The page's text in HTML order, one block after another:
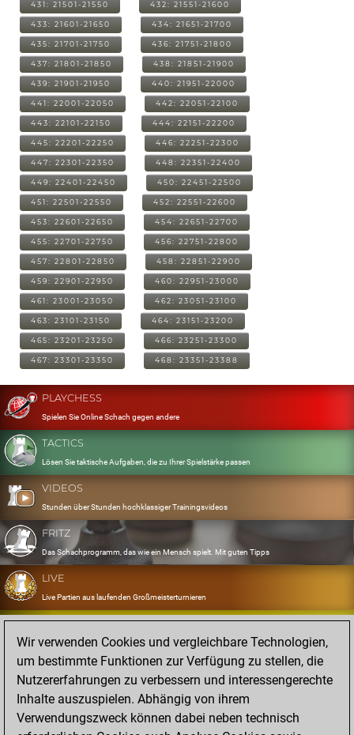
431: 21501-21550 432: 21551-21600
433: 21601-21650 434: 21651-21700
435: 21701-21750 436: 21751-21800
437: 21801-21850 438: 21851-21900
439: 21901-21950 440: 21951-22000
441: 22001-22050 442: 22051-22100
443: 22101-22150 444: 22151-22200
445: 22201-22250 446: 22251-22300
447: 22301-22350 448: 22351-22400
449: 22401-22450 450: 22451-22500
451: 22501-22550 452: 22551-22600
453: 22601-22650 454: 22651-22700
455: 22701-22750 456: 22751-22800
457: 22801-22850 458: 22851-22900
459: 22901-22950 460: 22951-23000
461: 23001-23050 462: 23051-23100
463: 23101-23150 464: 23151-23200
465: 23201-23250 466: 23251-23300
467: 23301-23350 468: 23351-23388
PLAYCHESS
Spielen Sie Online Schach gegen andere
TACTICS
Lösen Sie taktische Aufgaben, die zu Ihrer Spielstärke passen
VIDEOS
Stunden über Stunden hochklassiger Trainingsvideos
FRITZ
Das Schachprogramm, das wie ein Mensch spielt. Mit guten Tipps
LIVE
Live Partien aus laufenden Großmeisterturnieren
OPENINGS
Erfassen und Üben Sie Ihr Eröffnungsrepertoire
DATABASE
Acht Millionen starke Partien
MYGAMES
Speichern und analysieren Sie eigene Partien in der Cloud
Wir verwenden Cookies und vergleichbare Technologien,
um bestimmte Funktionen zur Verfügung zu stellen, die
Nutzererfahrungen zu verbessern und interessengerechte
Inhalte auszuspielen. Abhängig von ihrem
Verwendungszweck können dabei neben technisch